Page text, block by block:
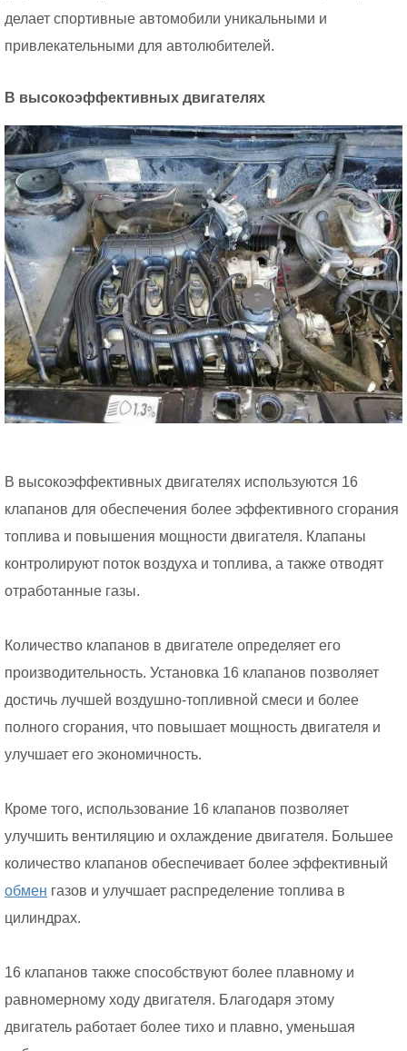
делает спортивные автомобили уникальными и
привлекательными для автолюбителей.
В высокоэффективных двигателях
В высокоэффективных двигателях используются 16
клапанов для обеспечения более эффективного сгорания
топлива и повышения мощности двигателя. Клапаны
контролируют поток воздуха и топлива, а также отводят
отработанные газы.
Количество клапанов в двигателе определяет его
производительность. Установка 16 клапанов позволяет
достичь лучшей воздушно-топливной смеси и более
полного сгорания, что повышает мощность двигателя и
улучшает его экономичность.
Кроме того, использование 16 клапанов позволяет
улучшить вентиляцию и охлаждение двигателя. Большее
количество клапанов обеспечивает более эффективный
обмен газов и улучшает распределение топлива в
цилиндрах.
16 клапанов также способствуют более плавному и
равномерному ходу двигателя. Благодаря этому
двигатель работает более тихо и плавно, уменьшая